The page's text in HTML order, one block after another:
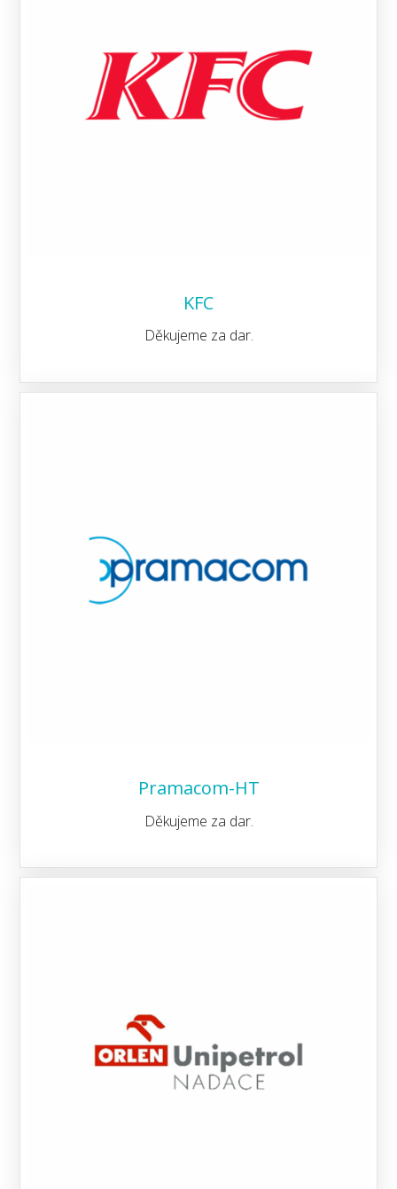
KFC
Děkujeme za dar.
Pramacom-HT
Děkujeme za dar.